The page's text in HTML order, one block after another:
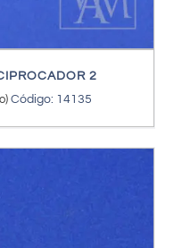
2
Código: 14135